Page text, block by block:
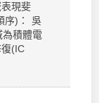
現斐
序)： 吳
積體電
(IC